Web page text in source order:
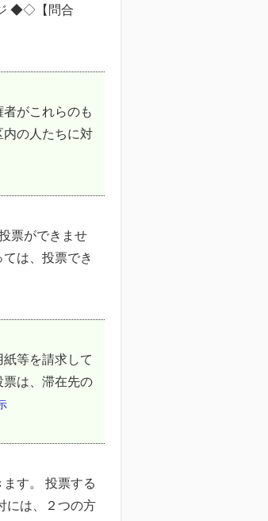
◆◇【問合
がこれらのも
の人たちに対
票ができませ
は、投票でき
等を請求して
は、滞在先の
す。 投票する
には、２つの方